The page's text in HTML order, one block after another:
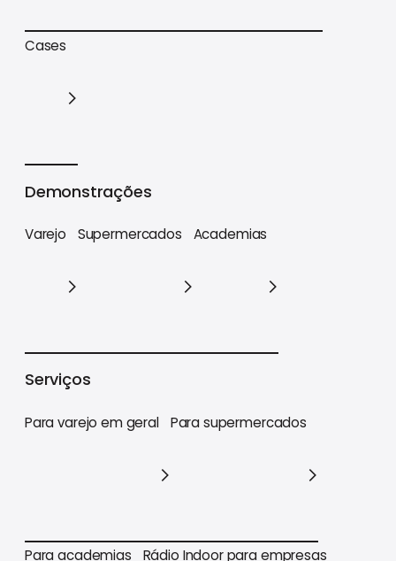
Trilhas de conteúdo
Cases
Demonstrações
Varejo Supermercados Academias
Serviços
Para varejo em geral
Para varejo em geral
Para supermercados
Para supermercados
Para academias Rádio Indoor para empresas